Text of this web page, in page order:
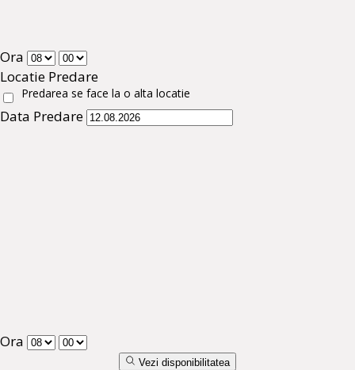
Ora
Locatie Predare
Predarea se face la o alta locatie
Data Predare
Ora
Vezi disponibilitatea